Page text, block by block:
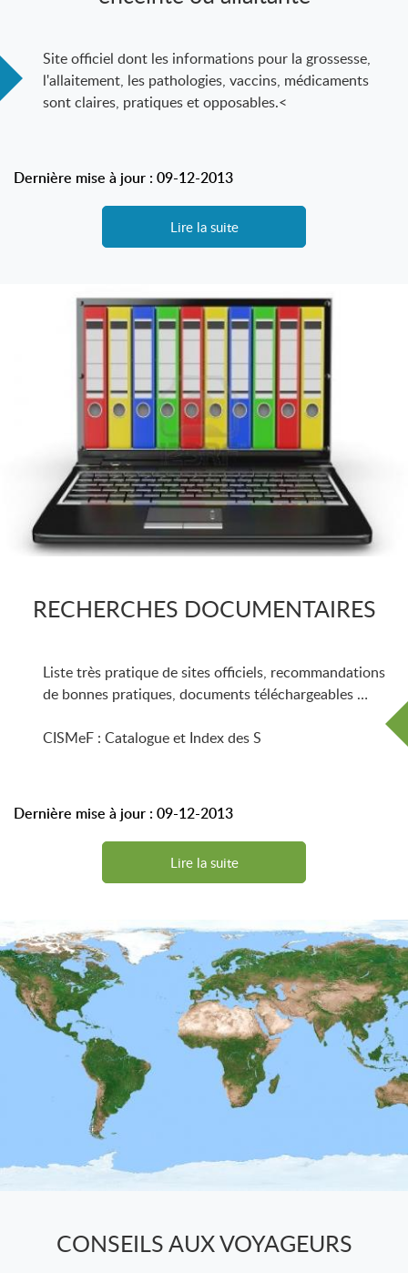
Site officiel dont les informations pour la grossesse,
l'allaitement, les pathologies, vaccins, médicaments
sont claires, pratiques et opposables.<
Dernière mise à jour : 09-12-2013
Lire la suite
RECHERCHES DOCUMENTAIRES
Liste très pratique de sites officiels, recommandations
de bonnes pratiques, documents téléchargeables …
CISMeF : Catalogue et Index des S
Dernière mise à jour : 09-12-2013
Lire la suite
CONSEILS AUX VOYAGEURS